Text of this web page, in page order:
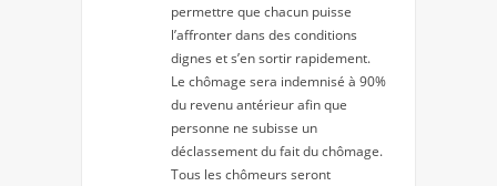
permettre que chacun puisse
l’affronter dans des conditions
dignes et s’en sortir rapidement.
Le chômage sera indemnisé à 90%
du revenu antérieur afin que
personne ne subisse un
déclassement du fait du chômage.
Tous les chômeurs seront